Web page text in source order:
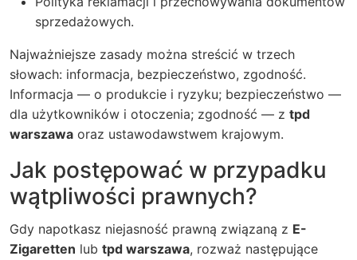
sprzedażowych.
Najważniejsze zasady można streścić w trzech
słowach: informacja, bezpieczeństwo, zgodność.
Informacja — o produkcie i ryzyku; bezpieczeństwo —
dla użytkowników i otoczenia; zgodność — z tpd
warszawa oraz ustawodawstwem krajowym.
Jak postępować w przypadku
wątpliwości prawnych?
Gdy napotkasz niejasność prawną związaną z E-
Zigaretten lub tpd warszawa, rozważ następujące